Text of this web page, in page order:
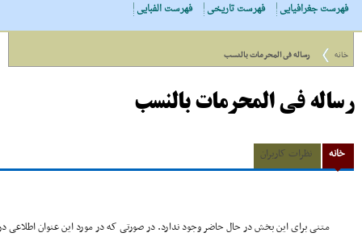
فهرست جغرافیایی
فهرست تاریخی فهرست الفبایی
خانه رساله فى المحرمات بالنسب
رساله فى المحرمات بالنسب
خانه نظرات کاربران
متنی برای این بخش در حال حاضر وجود ندارد. در صورتی که در مورد این عنوان اطلاعی